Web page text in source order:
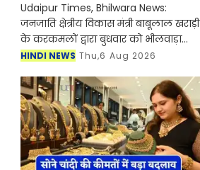
Udaipur Times, Bhilwara News:
जनजाति क्षेत्रीय विकास मंत्री बाबूलाल खराड़ी
के करकमलों द्वारा बुधवार को भीलवाड़ा
जिले के जहाजपुर में विभिन्न विकास कार्यों
इस अवसर पर
HINDI NEWS Thu,6 Aug 2026